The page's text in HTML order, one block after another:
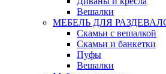
Вешалки
МЕБЕЛЬ ДЛЯ
Скамьи с вешалкой
Скамьи и банкетки
Пуфы
Вешалки